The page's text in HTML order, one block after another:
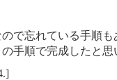
で忘れている手順
手順で完成したと思